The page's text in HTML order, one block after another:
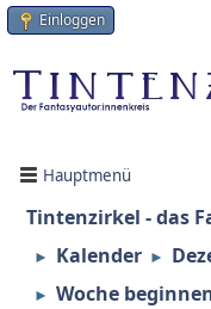
Einloggen
Hauptmenü
Tintenzirkel - das
► Kalender ►
► Woche